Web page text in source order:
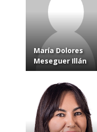
María Dolores
Meseguer Illán